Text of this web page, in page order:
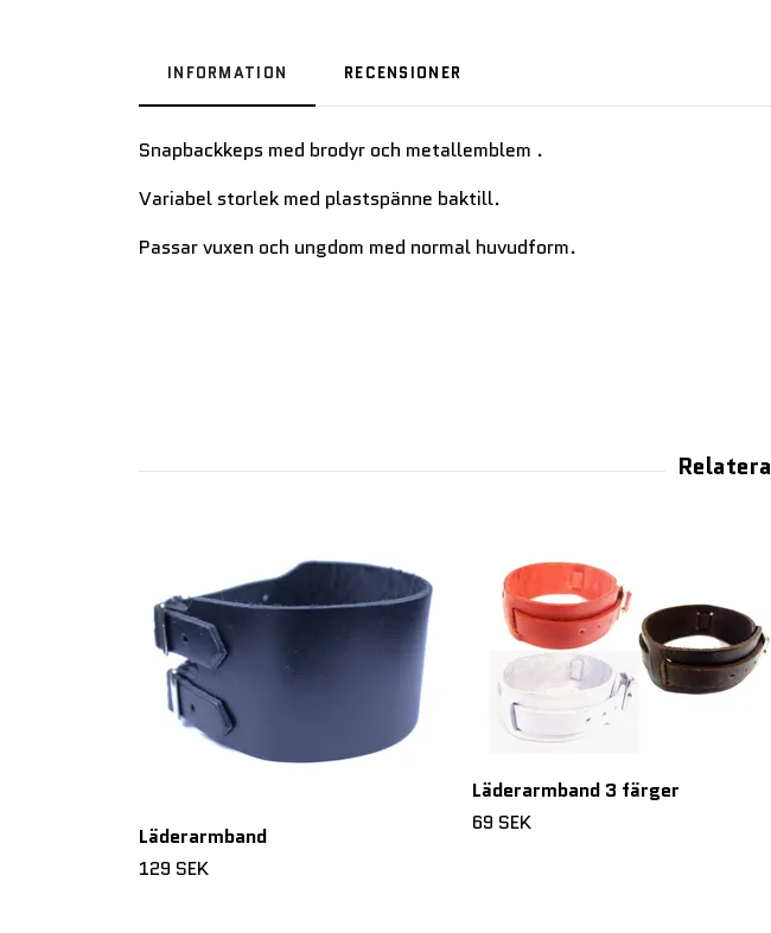
INFORMATION RECENSIONER
Snapbackkeps med brodyr och metallemblem .
Variabel storlek med plastspänne baktill.
Passar vuxen och ungdom med normal huvudform.
Läderarmband
129 SEK
Läderarmband 3 färger
69 SEK